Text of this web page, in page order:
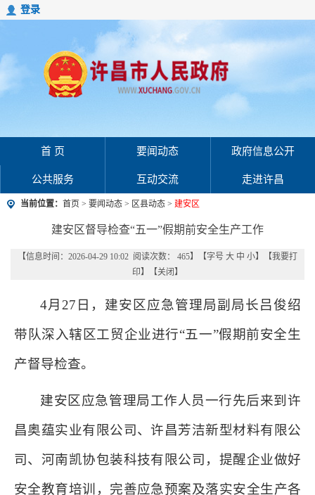
登录
首 页 要闻动态 政府信息公开
公共服务 互动交流 走进许昌
当前位置： 首页 > 要闻动态 > 区县动态 > 建安区
建安区督导检查“五一”假期前安全生产工作
【信息时间：2026-04-29 10:02 阅读次数： 465】【字号 大 中 小】【我要打
印】【关闭 】
4月27日，建安区应急管理局副局长吕俊绍
带队深入辖区工贸企业进行“五一”假期前安全生
产督导检查。
建安区应急管理局工作人员一行先后来到许
昌奥蕴实业有限公司、许昌芳洁新型材料有限公
司、河南凯协包装科技有限公司，提醒企业做好
安全教育培训，完善应急预案及落实安全生产各